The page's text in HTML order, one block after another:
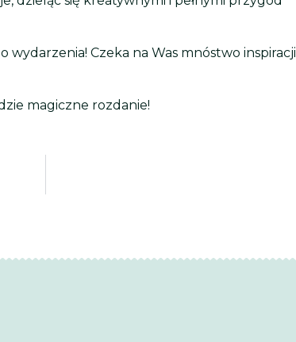
Czeka na Was mnóstwo inspiracji
magiczne rozdanie!